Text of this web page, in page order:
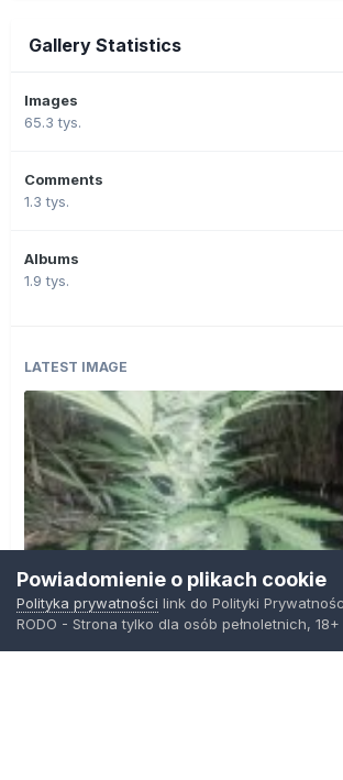
Gallery Statistics
Images
65.3 tys.
Comments
1.3 tys.
Albums
1.9 tys.
LATEST IMAGE
Powiadomienie o plikach cookie
Polityka prywatności link do Polityki
RODO - Strona tylko dla osób pełnoletnich, 18+